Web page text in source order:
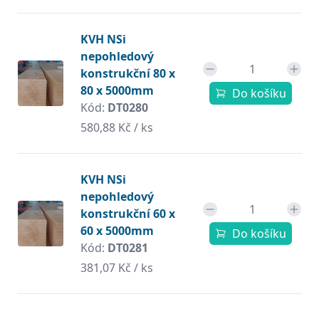
KVH NSi
nepohledový
konstrukční 80 x
80 x 5000mm
Kód: DT0280
580,88 Kč / ks
Do košíku
KVH NSi
nepohledový
konstrukční 60 x
60 x 5000mm
Kód: DT0281
381,07 Kč / ks
Do košíku